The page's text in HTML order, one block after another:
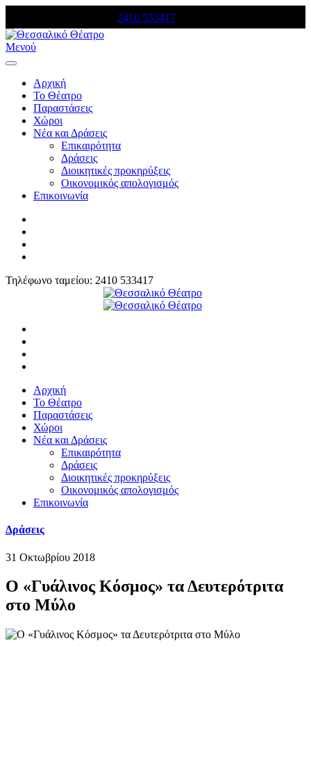
2410 533417
Μενού
Αρχική
Το Θέατρο
Παραστάσεις
Χώροι
Νέα και Δράσεις
Επικαιρότητα
Δράσεις
Διοικητικές προκηρύξεις
Οικονομικός απολογισμός
Επικοινωνία
Τηλέφωνο ταμείου: 2410 533417
Αρχική
Το Θέατρο
Παραστάσεις
Χώροι
Νέα και Δράσεις
Επικαιρότητα
Δράσεις
Διοικητικές προκηρύξεις
Οικονομικός απολογισμός
Επικοινωνία
Δράσεις
31 Οκτωβρίου 2018
Ο «Γυάλινος Κόσμος» τα Δευτερότριτα
στο Μύλο